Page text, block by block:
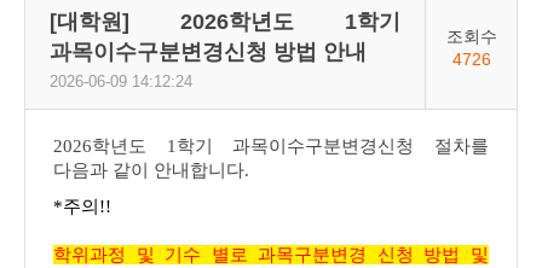
[대학원] 2026학년도 1학기
과목이수구분변경신청 방법 안내
2026-06-09 14:12:24
조회수
4726
2026학년도 1학기 과목이수구분변경신청 절차를
다음과 같이 안내합니다.
*주의!!
학위과정 및 기수 별로 과목구분변경 신청 방법 및